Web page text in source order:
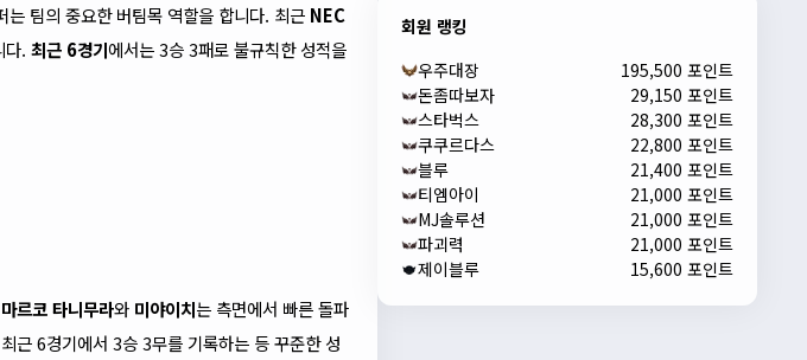
는 팀의 중요한 버팀목 역할을 합니다. 최근 NEC
다. 최근 6경기에서는 3승 3패로 불규칙한 성적을
마르코 타니무라와 미야이치는 측면에서 빠른 돌파
근 6경기에서 3승 3무를 기록하는 등 꾸준한 성
회원 랭킹
우주대장
195,500 포인트
돈좀따보자
29,150 포인트
스타벅스
28,300 포인트
쿠쿠르다스
22,800 포인트
블루
21,400 포인트
티엠아이
21,000 포인트
MJ솔루션
21,000 포인트
파괴력
21,000 포인트
제이블루
15,600 포인트